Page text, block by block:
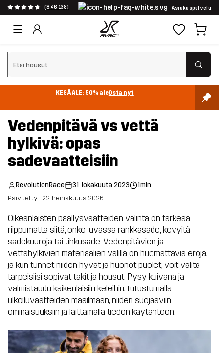
(846 138) Asiakaspalvelu
Tyhjennä haku
KESÄALE: 50% aleOsta nyt
Vedenpitävä vs vettä
hylkivä: opas
sadevaatteisiin
RevolutionRace 31. lokakuuta 2023
1min
Päivitetty : 22. heinäkuuta 2026
Oikeanlaisten päällysvaatteiden valinta on tärkeää
riippumatta siitä, onko luvassa rankkasade, kevyitä
sadekuuroja tai tihkusade. Vedenpitävien ja
vettähylkivien materiaalien välillä on huomattavia eroja,
ja kun tunnet niiden hyvät ja huonot puolet, voit valita
tarpeisiisi sopivat takit ja housut. Pysy kuivana ja
valmistaudu kaikenlaisiin keleihin, tutustumalla
ulkoiluvaatteiden maailmaan, niiden suojaaviin
ominaisuuksiin ja laittamalla tiedon käytäntöön.